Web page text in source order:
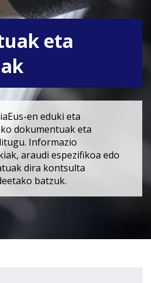
eta
en eduki eta
dokumentuak eta
Informazio
araudi espezifikoa edo
dira kontsulta
batzuk.